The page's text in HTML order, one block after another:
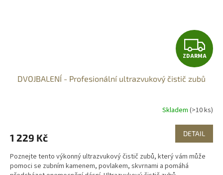
Z
D
A
R
M
A
ZDARMA
DVOJBALENÍ - Profesionální ultrazvukový čistič zubů
Skladem (>10 ks)
1 229 Kč DETAIL
Poznejte tento výkonný ultrazvukový čistič zubů, který vám může
pomoci se zubním kamenem, povlakem, skvrnami a pomáhá